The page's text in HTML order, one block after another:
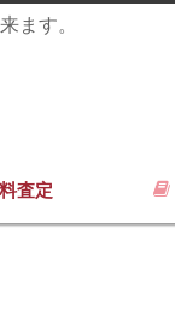
ます。
査定